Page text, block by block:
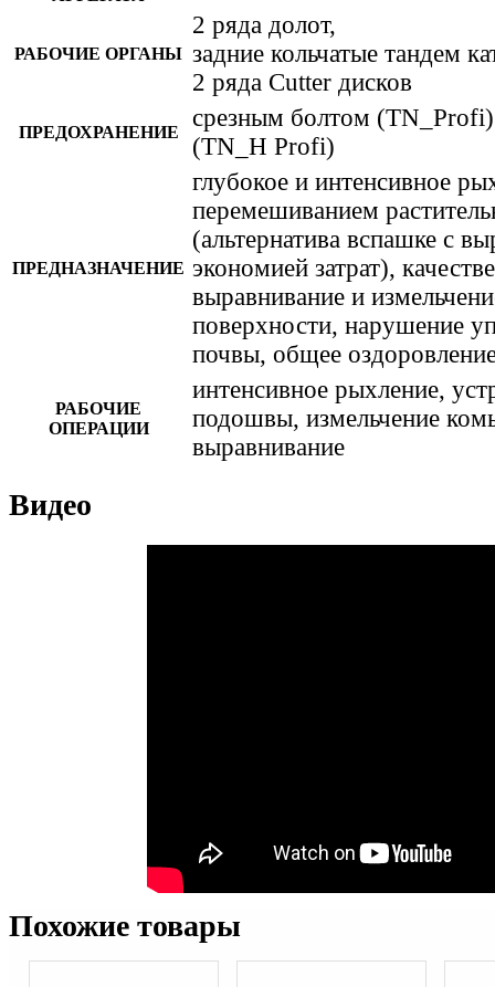
РАБОЧИЕ ОРГАНЫ
2 ряда долот,
задние кольчатые тандем
2 ряда Cutter дисков
ПРЕДОХРАНЕНИЕ
срезным болтом (TN_Profi)
(TN_H Profi)
ПРЕДНАЗНАЧЕНИЕ
глубокое и интенсивное
перемешиванием
(альтернатива вспашке с
экономией затрат),
выравнивание и
поверхности, нарушение
почвы, общее
РАБОЧИЕ
ОПЕРАЦИИ
интенсивное рыхление,
подошвы, измельчение
выравнивание
Видео
Похожие товары